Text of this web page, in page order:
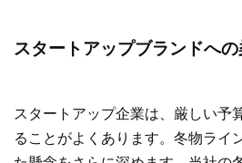
スタートアップブランドへ
スタートアップ企業は、厳しい予
ることがよくあります。冬物ライ